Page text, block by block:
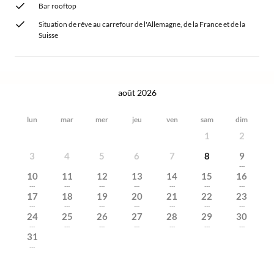
Bar rooftop
Situation de rêve au carrefour de l'Allemagne, de la France et de la
Suisse
août 2026
lun mar mer jeu ven sam dim
1
2
3
4 5 6 7 8 9
---
10
---
11
---
12
---
13
---
14
---
15
---
16
---
17
---
18
---
19
---
20
---
21
---
22
---
23
---
24
---
25
---
26
---
27
---
28
---
29
---
30
---
31
---